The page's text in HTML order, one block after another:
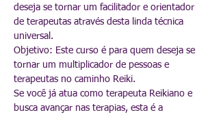
deseja se tornar um facilitador e orientador
de terapeutas através desta linda técnica
universal.
Objetivo: Este curso é para quem deseja se
tornar um multiplicador de pessoas e
terapeutas no caminho Reiki.
Se você já atua como terapeuta Reikiano e
busca avançar nas terapias, esta é a